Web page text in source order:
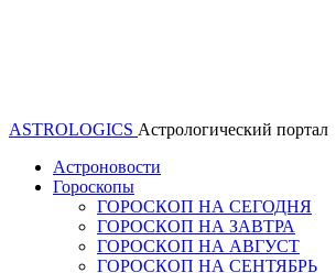
ASTROLOGICS Астрологический портал
Астроновости
Гороскопы
ГОРОСКОП НА СЕГОДНЯ
ГОРОСКОП НА ЗАВТРА
ГОРОСКОП НА АВГУСТ
ГОРОСКОП НА СЕНТЯБРЬ